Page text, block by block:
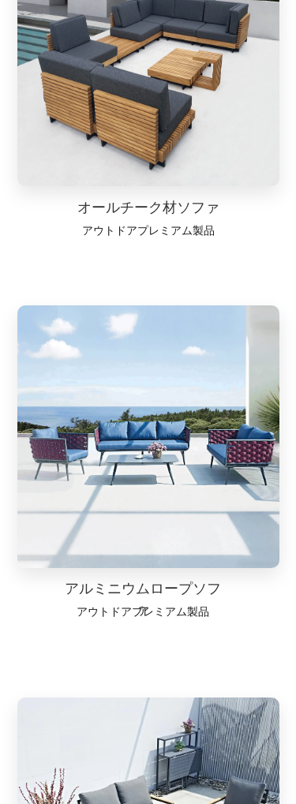
オールチーク材ソファ
アルミニウムロープソフ
ァ
アウトドアプレミアム製品
アウトドアプレミアム製品